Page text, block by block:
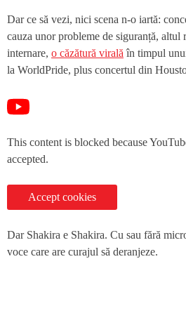
Dar ce să vezi, nici scena n-o iartă:
cauza unor probleme de siguranță,
internare, o căzătură virală în timpul
la WorldPride, plus concertul din
This content is blocked because
accepted.
Accept cookies
Dar Shakira e Shakira. Cu sau fără
voce care are curajul să deranjeze.